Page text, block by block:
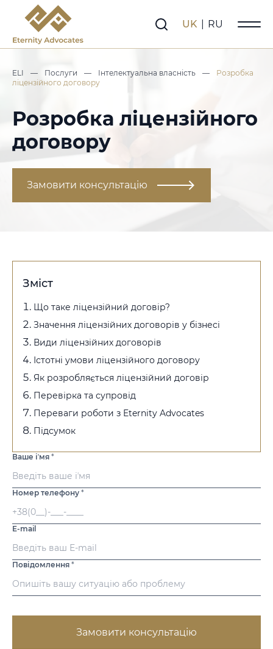
UK RU
ELI — Послуги — Інтелектуальна власність —
Розробка
ліцензійного договору
Розробка ліцензійного
договору
Замовити консультацію
Зміст
Що таке ліцензійний договір?
Значення ліцензійних договорів у бізнесі
Види ліцензійних договорів
Істотні умови ліцензійного договору
Як розробляється ліцензійний договір
Перевірка та супровід
Переваги роботи з Eternity Advocates
Підсумок
Ваше іʼмя *
Номер телефону *
E-mail
Повідомлення *
Замовити консультацію